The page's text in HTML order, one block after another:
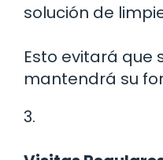
solución de
Esto evitará que
mantendrá su
3.